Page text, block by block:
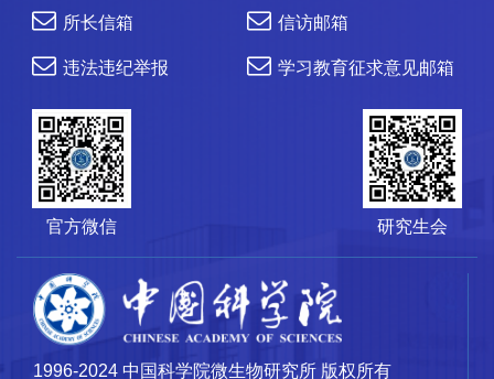
所长信箱 信访邮箱
违法违纪举报 学习教育征求意见邮箱
官方微信 研究生会
1996-2024 中国科学院微生物研究所 版权所有